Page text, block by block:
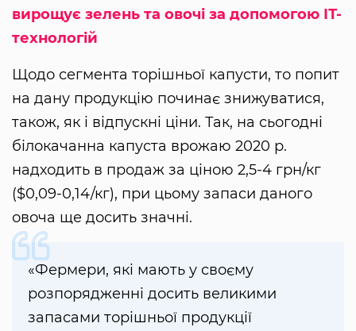
вирощує зелень та овочі за допомогою ІТ-
технологій
Щодо сегмента торішньої капусти, то попит
на дану продукцію починає знижуватися,
також, як і відпускні ціни. Так, на сьогодні
білокачанна капуста врожаю 2020 р.
надходить в продаж за ціною 2,5-4 грн/кг
($0,09-0,14/кг), при цьому запаси даного
овоча ще досить значні.
«Фермери, які мають у своєму
розпорядженні досить великими
запасами торішньої продукції